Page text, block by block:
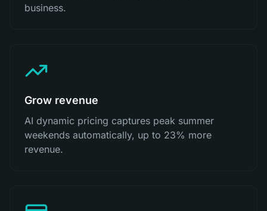
business.
Grow revenue
AI dynamic pricing captures peak summer
weekends automatically, up to 23% more
revenue.